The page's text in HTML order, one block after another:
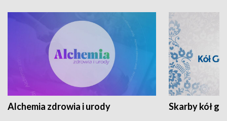
Alchemia zdrowia i urody Skarby kół